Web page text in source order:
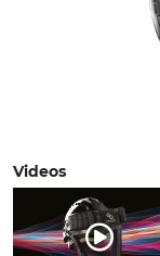
Videos